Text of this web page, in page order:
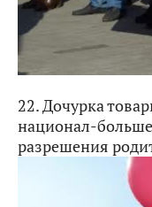
22. Дочурка
национал-
разрешения